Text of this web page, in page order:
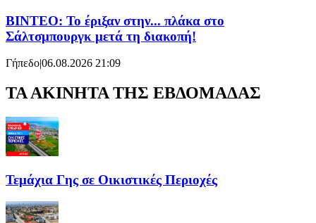
ΒΙΝΤΕΟ: Το έριξαν στην... πλάκα στο
Σάλτσμπουργκ μετά τη διακοπή!
Γήπεδο|06.08.2026 21:09
ΤΑ ΑΚΙΝΗΤΑ ΤΗΣ ΕΒΔΟΜΑΔΑΣ
Τεμάχια Γης σε Οικιστικές Περιοχές